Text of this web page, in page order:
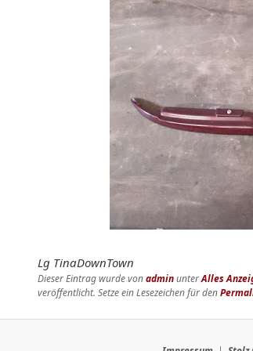
Lg TinaDownTown
Dieser Eintrag wurde vonadminunterAlles
veröffentlicht. Setze ein Lesezeichen für den